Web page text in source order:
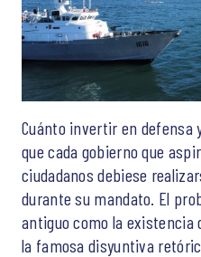
Cuánto invertir en defensa
que cada gobierno que
ciudadanos debiese
durante su mandato. El
antiguo como la existencia
la famosa disyuntiva